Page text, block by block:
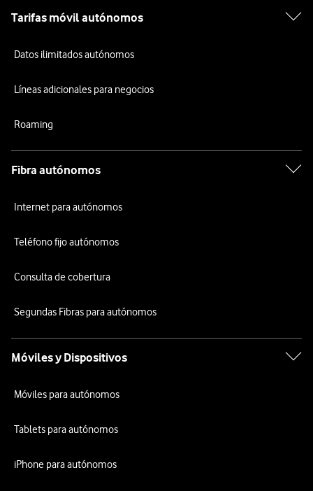
Tarifas móvil autónomos
Datos ilimitados autónomos
Líneas adicionales para negocios
Roaming
Fibra autónomos
Internet para autónomos
Teléfono fijo autónomos
Consulta de cobertura
Segundas Fibras para autónomos
Móviles y Dispositivos
Móviles para autónomos
Tablets para autónomos
iPhone para autónomos